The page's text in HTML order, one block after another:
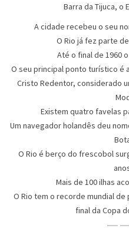
Barra da Tijuca, o
A cidade recebeu o seu
O Rio já fez parte
Até o final de 1960
O seu principal ponto turístico é
Cristo Redentor, considerado
Existem quatro favelas
Um navegador holandês deu
O Rio é berço do frescobol
Mais de 100 ilhas
O Rio tem o recorde mundial
final da Copa